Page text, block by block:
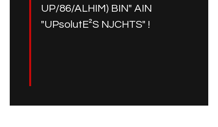
UP/86/ALHIM) BIN" AIN
"UPsolutE²S NJCHTS" !